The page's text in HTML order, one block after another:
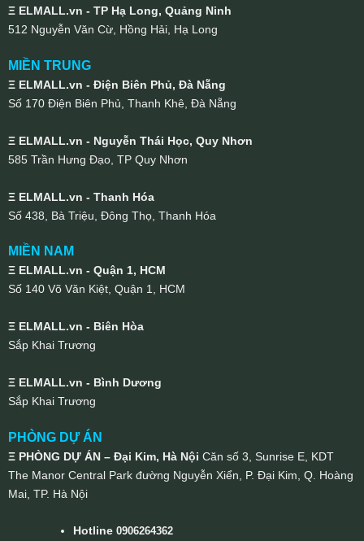
Ξ ELMALL.vn - TP Hạ Long, Quảng Ninh
512 Nguyễn Văn Cừ, Hồng Hải, Hạ Long
MIỀN TRUNG
Ξ ELMALL.vn - Điện Biên Phủ, Đà Nẵng
Số 170 Điện Biên Phủ, Thanh Khê, Đà Nẵng
Ξ ELMALL.vn - Nguyễn Thái Học, Quy Nhơn
585 Trần Hưng Đạo, TP Quy Nhơn
Ξ ELMALL.vn - Thanh Hóa
Số 438, Bà Triệu, Đông Thọ, Thanh Hóa
MIỀN NAM
Ξ ELMALL.vn - Quận 1, HCM
Số 140 Võ Văn Kiệt, Quận 1, HCM
Ξ ELMALL.vn - Biên Hòa
Sắp Khai Trương
Ξ ELMALL.vn - Bình Dương
Sắp Khai Trương
PHÒNG DỰ ÁN
Ξ PHÒNG DỰ ÁN – Đại Kim, Hà Nội Căn số 3, Sunrise E, KDT
The Manor Central Park đường Nguyễn Xiển, P. Đại Kim, Q. Hoàng
Mai, TP. Hà Nội
Hotline0906264362